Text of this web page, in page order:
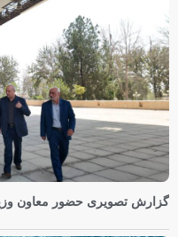
گزارش تصویری حضور معاون